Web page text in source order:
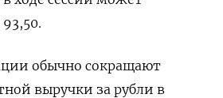
обычно сокращают
выручки за рубли в